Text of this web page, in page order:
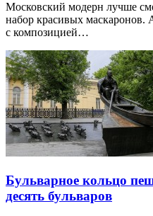
Московский модерн лучше
набор красивых маскаронов.
с композицией…
Бульварное кольцо
десять бульваров